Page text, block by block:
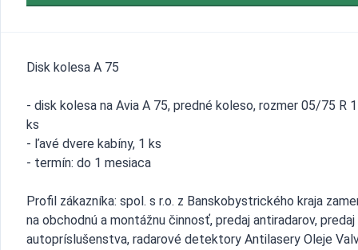
Disk kolesa A 75
- disk kolesa na Avia A 75, predné koleso, rozmer 05/75 R
ks
- ľavé dvere kabíny, 1 ks
- termín: do 1 mesiaca
Profil zákazníka: spol. s r.o. z Banskobystrického kraja
na obchodnú a montážnu činnosť, predaj antiradarov, predaj
autopríslušenstva, radarové detektory Antilasery Oleje